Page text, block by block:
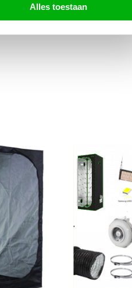
Alles toestaan